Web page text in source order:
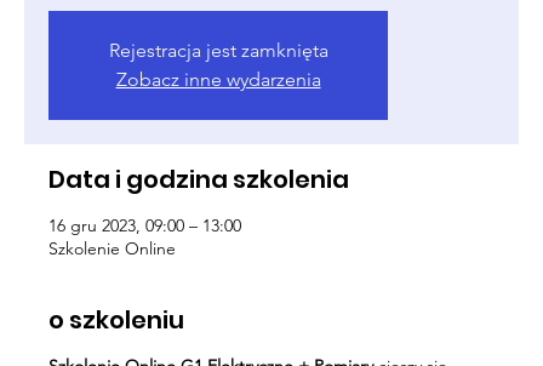
Rejestracja jest zamknięta
Zobacz inne wydarzenia
Data i godzina szkolenia
16 gru 2023, 09:00 – 13:00
Szkolenie Online
o szkoleniu